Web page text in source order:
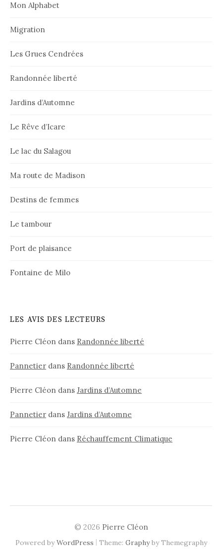
Mon Alphabet
Migration
Les Grues Cendrées
Randonnée liberté
Jardins d’Automne
Le Rêve d’Icare
Le lac du Salagou
Ma route de Madison
Destins de femmes
Le tambour
Port de plaisance
Fontaine de Milo
LES AVIS DES LECTEURS
Pierre Cléon dans Randonnée liberté
Pannetier dans Randonnée liberté
Pierre Cléon dans Jardins d’Automne
Pannetier dans Jardins d’Automne
Pierre Cléon dans Réchauffement Climatique
© 2026 Pierre Cléon
Powered byWordPress | Theme: Graphyby Themegraphy